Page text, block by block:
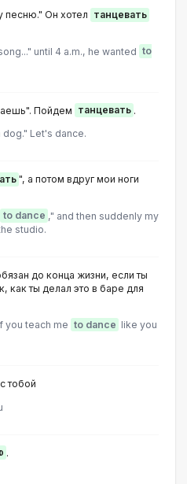
песню." Он хотел танцевать
until 4 a.m., he wanted to
Пойдем танцевать .
Let's dance.
", а потом вдруг мои ноги
to dance ," and then suddenly my
studio.
до конца жизни, если ты
как ты делал это в баре для
you teach me to dance like you
с тобой
.